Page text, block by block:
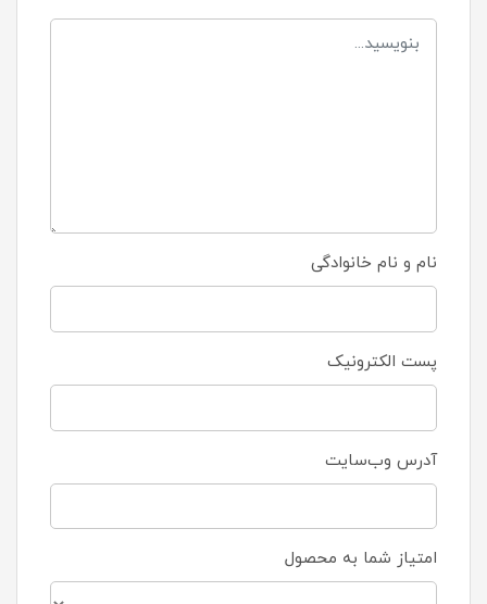
نام و نام خانوادگی
پست الکترونیک
آدرس وب‌سایت
امتیاز شما به محصول